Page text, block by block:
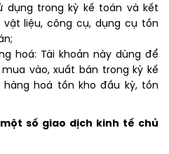
dụng trong kỳ kế toán và kết
vật liệu, công cụ, dụng cụ tồn
hoá: Tài khoản này dùng để
vào, xuất bán trong kỳ kế
hoá tồn kho đầu kỳ, tồn
số giao dịch kinh tế chủ